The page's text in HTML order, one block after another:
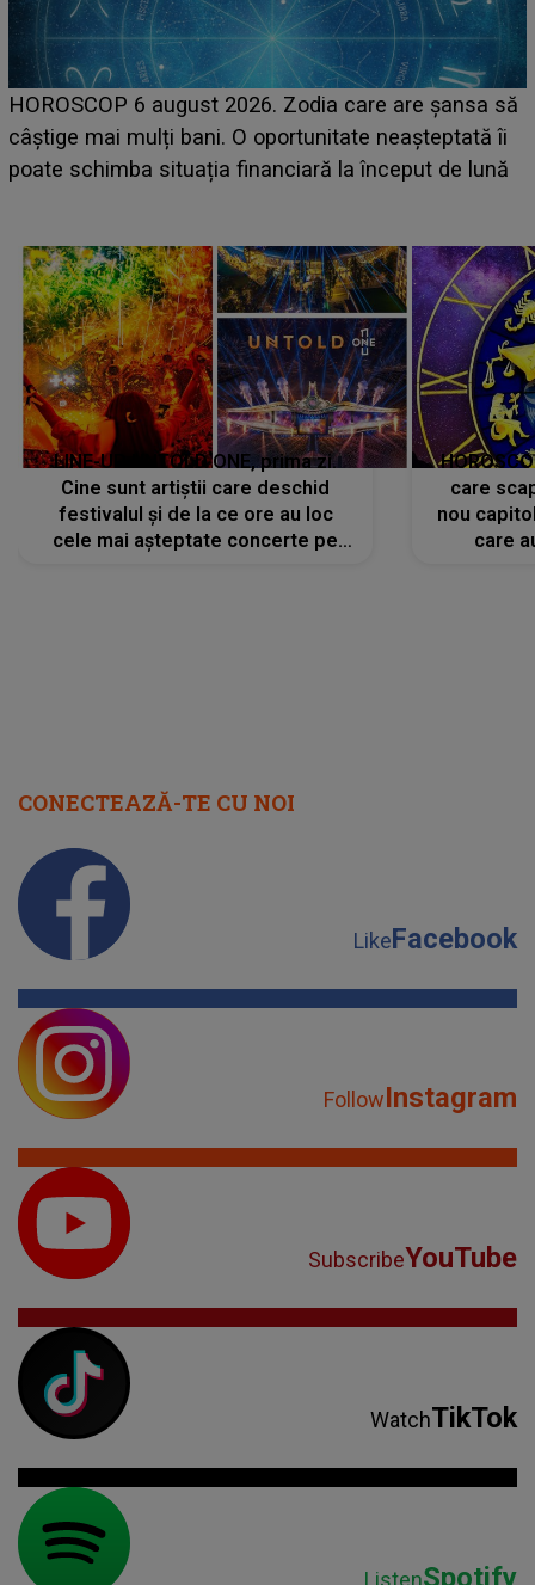
Zodia care are șansa să
oportunitate neașteptată îi
la început de lună
LINE-UP UNTOLD
scena principală a
suedeză a ajuns deja
LINE-UP UNTOLD ONE, prima zi.
Cine sunt artiștii care deschid
festivalul și de la ce ore au loc
cele mai așteptate concerte pe
care
nou
care
CONECTEAZĂ-TE CU NOI
LikeFacebook
FollowInstagram
SubscribeYouTube
WatchTikTok
ListenSpotify